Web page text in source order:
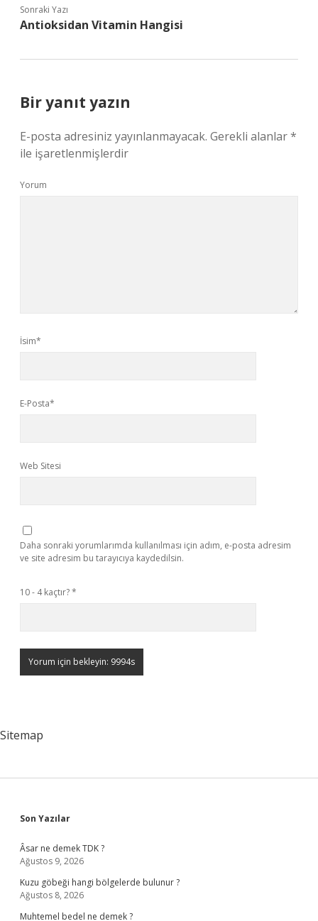
Sonraki Yazı
Antioksidan Vitamin Hangisi
Bir yanıt yazın
E-posta adresiniz yayınlanmayacak. Gerekli alanlar*
ile işaretlenmişlerdir
Yorum
İsim*
E-Posta*
Web Sitesi
Daha sonraki yorumlarımda kullanılması için adım, e-posta adresim
ve site adresim bu tarayıcıya kaydedilsin.
10 - 4 kaçtır?*
Sitemap
Sidebar
Son Yazılar
Âsar ne demek TDK ?
Ağustos 9, 2026
Kuzu göbeği hangi bölgelerde bulunur ?
Ağustos 8, 2026
Muhtemel bedel ne demek ?